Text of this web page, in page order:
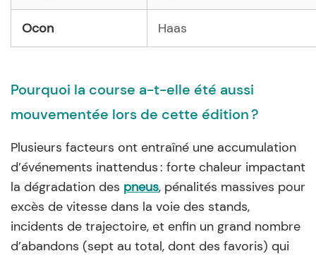
Ocon Haas
Pourquoi la course a-t-elle été aussi
mouvementée lors de cette édition ?
Plusieurs facteurs ont entraîné une accumulation
d’événements inattendus : forte chaleur impactant
la dégradation des pneus, pénalités massives pour
excès de vitesse dans la voie des stands,
incidents de trajectoire, et enfin un grand nombre
d’abandons (sept au total, dont des favoris) qui